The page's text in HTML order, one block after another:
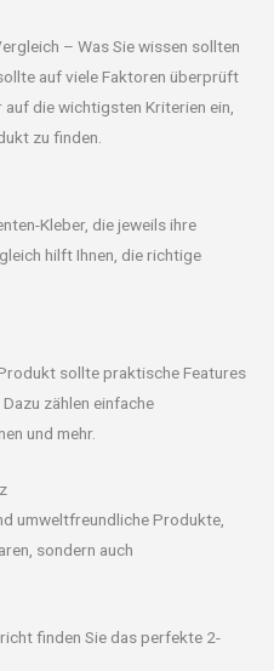
– Was Sie wissen sollten
auf viele Faktoren überprüft
die wichtigsten Kriterien ein,
zu finden.
Kleber, die jeweils ihre
hilft Ihnen, die richtige
sollte praktische Features
zählen einfache
und mehr.
umweltfreundliche Produkte,
sondern auch
finden Sie das perfekte 2-